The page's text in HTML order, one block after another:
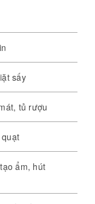
sấy
tủ rượu
ẩm, hút